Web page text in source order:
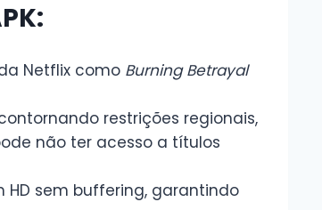
Netflix como Burning Betrayal
restrições regionais,
não ter acesso a títulos
HD sem buffering, garantindo